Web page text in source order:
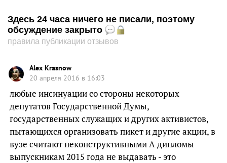
Здесь 24 часа ничего не писали, поэтому
обсуждение закрыто
правила публикации отзывов
Alex Krasnow
20 апреля 2016 в 16:03
любые инсинуации со стороны некоторых
депутатов Государственной Думы,
государственных служащих и других активистов,
пытающихся организовать пикет и другие акции, в
вузе считают неконструктивными А дипломы
выпускникам 2015 года не выдавать - это